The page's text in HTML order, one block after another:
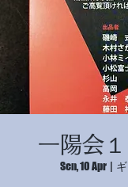
© Copyright
© Copyright
一陽会
Sen, 10 Apr
  |